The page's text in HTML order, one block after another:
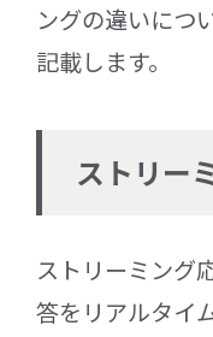
ングの違いにつ
記載します。
ストリー
ストリーミング
答をリアルタイ